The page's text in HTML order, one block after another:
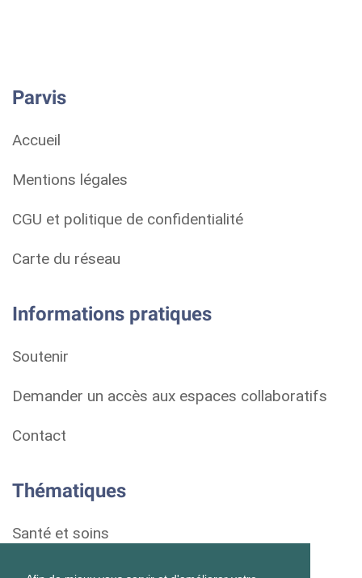
Parvis
Accueil
Mentions légales
CGU et politique de confidentialité
Carte du réseau
Informations pratiques
Soutenir
Demander un accès aux espaces collaboratifs
Contact
Thématiques
Santé et soins
Droits et démarches